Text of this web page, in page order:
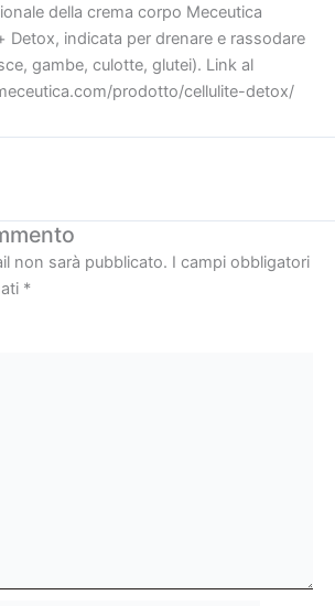
della crema corpo Meceutica
Detox, indicata per drenare e rassodare
gambe, culotte, glutei). Link al
prodotto/cellulite-detox/
non sarà pubblicato. I campi obbligatori
*